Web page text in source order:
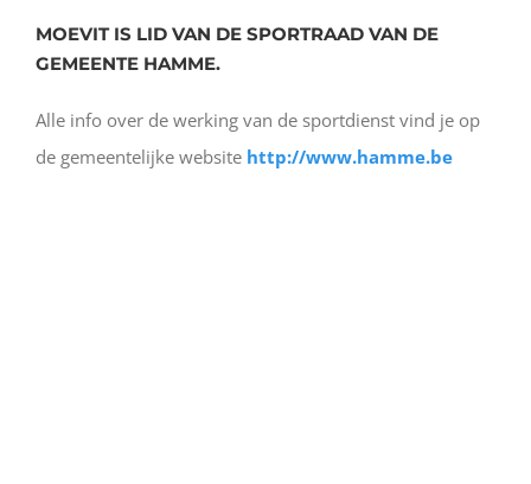
MOEVIT IS LID VAN DE SPORTRAAD VAN DE
GEMEENTE HAMME.
Alle info over de werking van de sportdienst vind je op
de gemeentelijke website http://www.hamme.be